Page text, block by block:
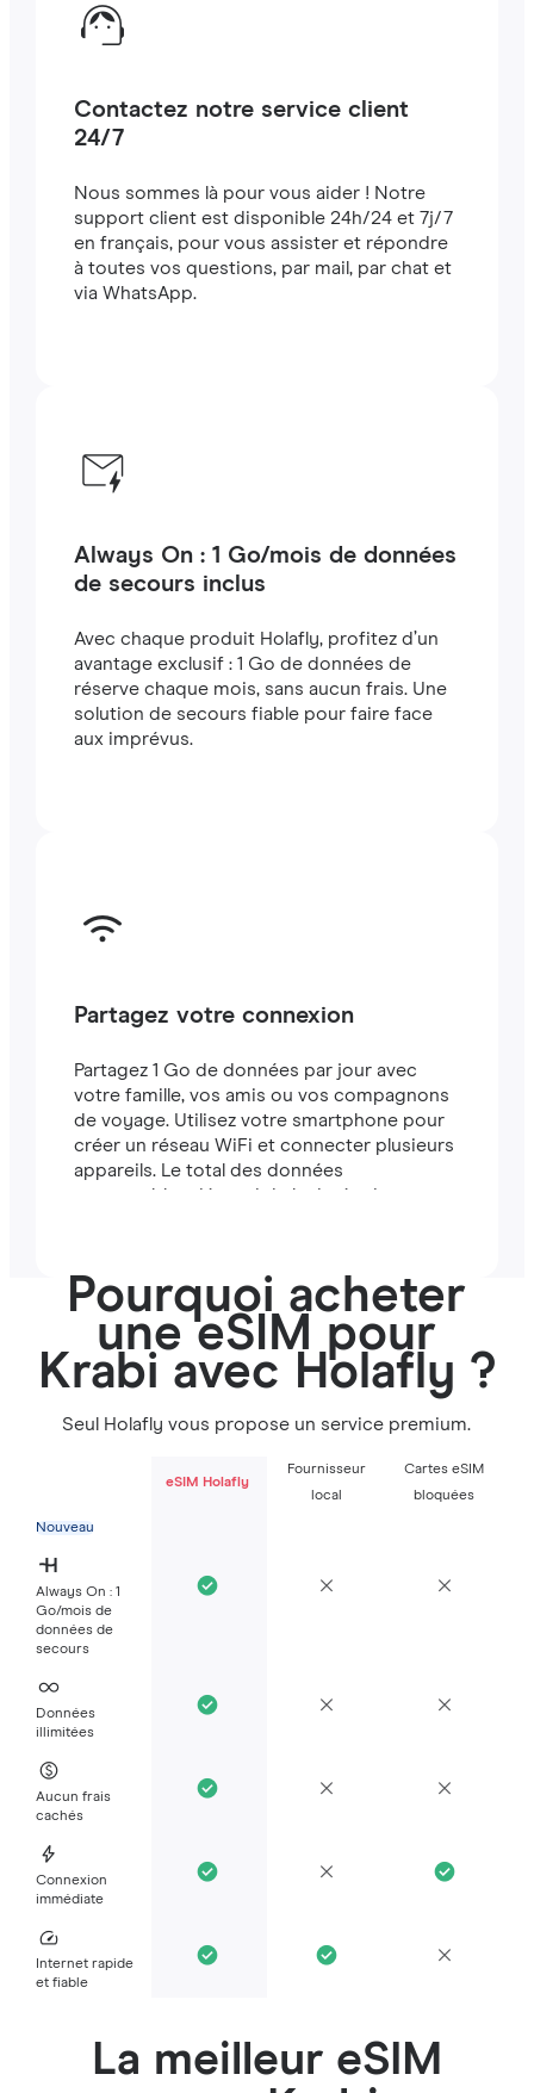
Contactez notre service client
24/7
Nous sommes là pour vous aider ! Notre
support client est disponible 24h/24 et 7j/7
en français, pour vous assister et répondre
à toutes vos questions, par mail, par chat et
via WhatsApp.
Always On : 1 Go/mois de données
de secours inclus
Avec chaque produit Holafly, profitez d’un
avantage exclusif : 1 Go de données de
réserve chaque mois, sans aucun frais. Une
solution de secours fiable pour faire face
aux imprévus.
Partagez votre connexion
Partagez 1 Go de données par jour avec
votre famille, vos amis ou vos compagnons
de voyage. Utilisez votre smartphone pour
créer un réseau WiFi et connecter plusieurs
appareils. Le total des données
partageables dépend de la durée de votre
Pourquoi acheter
une eSIM pour
Krabi avec Holafly ?
Seul Holafly vous propose un service premium.
eSIM Holafly
Fournisseur
local
Cartes eSIM
bloquées
Nouveau
Always On : 1
Go/mois de
données de
secours
Données
illimitées
Aucun frais
cachés
Connexion
immédiate
Internet rapide
et fiable
La meilleur eSIM